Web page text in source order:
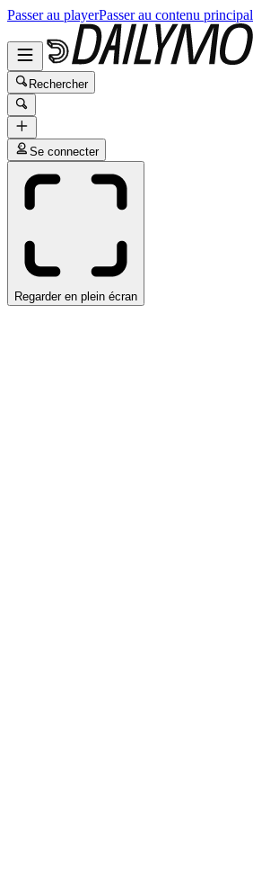
Passer au playerPasser au contenu principal
Rechercher
Se connecter
Regarder en plein écran